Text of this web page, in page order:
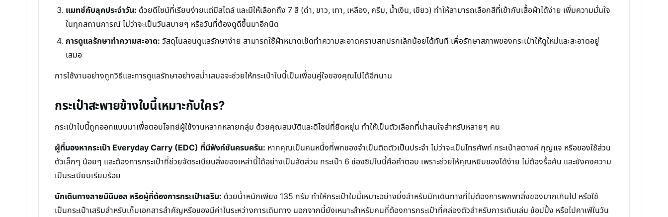
แมทช์กับลุคประจำวัน: ด้วยดีไซน์ที่เรียบง่ายแต่มีสไตล์ และมีให้เลือกถึง 7 สี (ดำ, ขาว, เทา, เหลือง, ครีม, น้ำเงิน, เขียว) ทำให้สามารถเลือกสีที่เข้ากับเสื้อผ้าได้ง่าย เพิ่มความมั่นใจ
ในทุกสถานการณ์ ไม่ว่าจะเป็นวันสบายๆ หรือวันที่ต้องดูดีขึ้นมาอีกนิด
การดูแลรักษาทำความสะอาด: วัสดุไนลอนดูแลรักษาง่าย สามารถใช้ผ้าหมาดเช็ดทำความสะอาดคราบสกปรกเล็กน้อยได้ทันที เพื่อรักษาสภาพของกระเป๋าให้ดูใหม่และสะอาดอยู่
เสมอ
การใช้งานอย่างถูกวิธีและการดูแลรักษาอย่างสม่ำเสมอจะช่วยให้กระเป๋าใบนี้เป็นเพื่อนคู่ใจของคุณไปได้อีกนาน
กระเป๋าสะพายข้างใบนี้เหมาะกับใคร?
กระเป๋าใบนี้ถูกออกแบบมาเพื่อตอบโจทย์ผู้ใช้งานหลากหลายกลุ่ม ด้วยคุณสมบัติและดีไซน์ที่ยืดหยุ่น ทำให้เป็นตัวเลือกที่น่าสนใจสำหรับหลายๆ คน
ผู้ที่มองหากระเป๋า Everyday Carry (EDC) ที่มีฟังก์ชันครบครัน: หากคุณเป็นคนหนึ่งที่พกของจำเป็นติดตัวเป็นประจำ ไม่ว่าจะเป็นโทรศัพท์ กระเป๋าสตางค์ กุญแจ หรือของใช้ส่วน
ตัวเล็กๆ น้อยๆ และต้องการกระเป๋าที่ช่วยจัดระเบียบสิ่งของเหล่านี้ได้อย่างเป็นสัดส่วน กระเป๋า 6 ช่องซิปใบนี้คือคำตอบ เพราะช่วยให้คุณหยิบของได้ง่าย ไม่ต้องรื้อค้น และยังคงความ
เป็นระเบียบเรียบร้อย
นักเดินทางสายมินิมอล หรือผู้ที่ต้องการกระเป๋าเสริม: ด้วยน้ำหนักเพียง 135 กรัม ทำให้กระเป๋าใบนี้เหมาะอย่างยิ่งสำหรับนักเดินทางที่ไม่ต้องการพกพาสิ่งของมากเกินไป หรือใช้
เป็นกระเป๋าเสริมสำหรับเก็บเอกสารสำคัญหรือของมีค่าในระหว่างการเดินทาง นอกจากนี้ยังเหมาะสำหรับคนที่ต้องการกระเป๋าที่คล่องตัวสำหรับการเดินเล่น ช้อปปิ้ง หรือไปคาเฟ่ในวัน